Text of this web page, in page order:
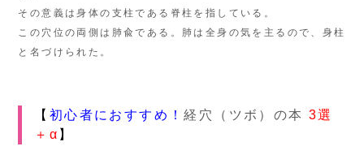
その意義は身体の支柱である脊柱を指している。
この穴位の両側は肺兪である。肺は全身の気を主るので、身柱
と名づけられた。
【 初心者におすすめ！経穴（ツボ）の本3選
＋α 】